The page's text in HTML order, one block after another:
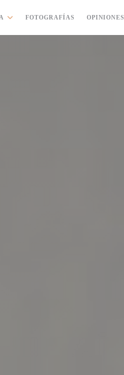
FOTOGRAFÍAS OPINIONES